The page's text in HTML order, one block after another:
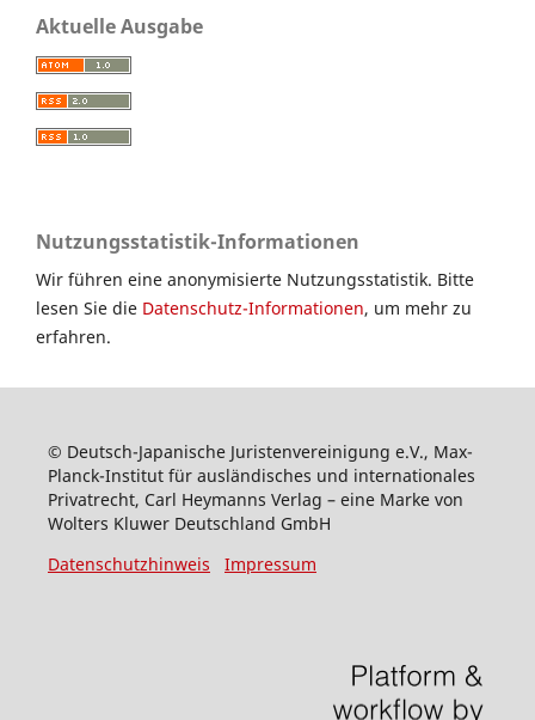
Aktuelle Ausgabe
Nutzungsstatistik-Informationen
Wir führen eine anonymisierte Nutzungsstatistik. Bitte
lesen Sie die Datenschutz-Informationen, um mehr zu
erfahren.
© Deutsch-Japanische Juristenvereinigung e.V., Max-
Planck-Institut für ausländisches und internationales
Privatrecht, Carl Heymanns Verlag – eine Marke von
Wolters Kluwer Deutschland GmbH
Datenschutzhinweis
Impressum